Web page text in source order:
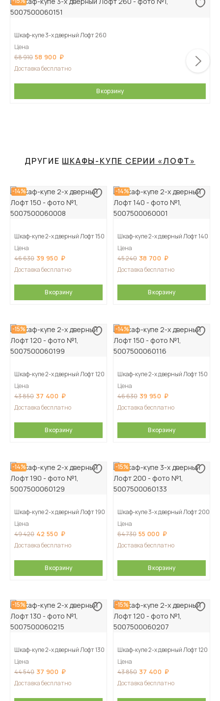
Шкаф-купе 3-х дверный Лофт 260
Цена
68 910 58 900
Доставка бесплатно
В корзину
ДРУГИЕ ШКАФЫ-КУПЕ СЕРИИ «ЛОФТ»
-14%
Шкаф-купе 2-х дверный Лофт 150
Цена
46 630 39 950
Доставка бесплатно
В корзину
-14%
Шкаф-купе 2-х дверный Лофт 140
Цена
45 240 38 700
Доставка бесплатно
В корзину
-15%
Шкаф-купе 2-х дверный Лофт 120
Цена
43 850 37 400
Доставка бесплатно
В корзину
-14%
Шкаф-купе 2-х дверный Лофт 150
Цена
46 630 39 950
Доставка бесплатно
В корзину
-14%
Шкаф-купе 2-х дверный Лофт 190
Цена
49 420 42 550
Доставка бесплатно
В корзину
-15%
Шкаф-купе 3-х дверный Лофт 200
Цена
64 730 55 000
Доставка бесплатно
В корзину
-15%
Шкаф-купе 2-х дверный Лофт 130
Цена
44 540 37 900
Доставка бесплатно
-15%
Шкаф-купе 2-х дверный Лофт 120
Цена
43 850 37 400
Доставка бесплатно